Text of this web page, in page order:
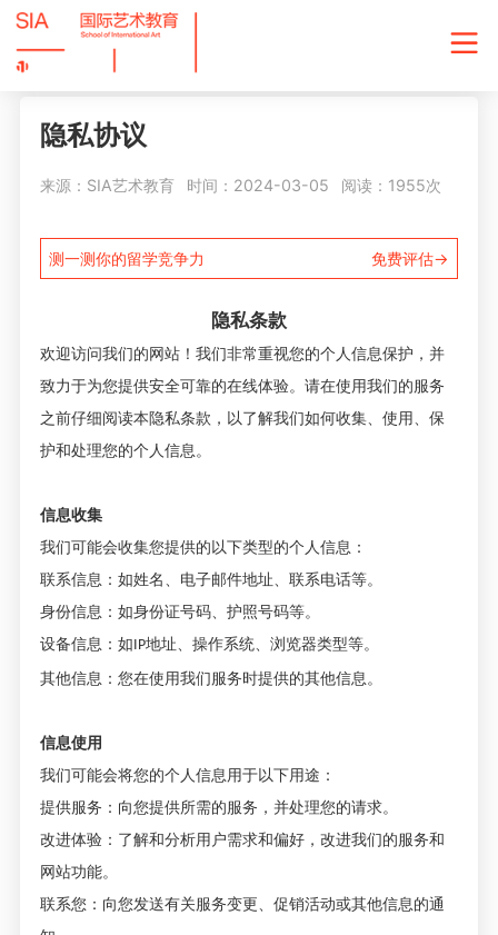
隐私协议
来源：SIA艺术教育 时间：2024-03-05 阅读：1955次
免费评估→
测一测你的留学竞争力
隐私条款
欢迎访问我们的网站！我们非常重视您的个人信息保护，并
致力于为您提供安全可靠的在线体验。请在使用我们的服务
之前仔细阅读本隐私条款，以了解我们如何收集、使用、保
护和处理您的个人信息。
信息收集
我们可能会收集您提供的以下类型的个人信息：
联系信息：如姓名、电子邮件地址、联系电话等。
身份信息：如身份证号码、护照号码等。
设备信息：如IP地址、操作系统、浏览器类型等。
其他信息：您在使用我们服务时提供的其他信息。
信息使用
我们可能会将您的个人信息用于以下用途：
提供服务：向您提供所需的服务，并处理您的请求。
改进体验：了解和分析用户需求和偏好，改进我们的服务和
网站功能。
联系您：向您发送有关服务变更、促销活动或其他信息的通